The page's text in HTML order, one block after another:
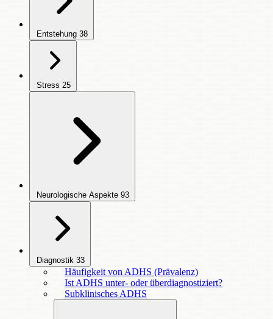
Entstehung 38
Stress 25
Neurologische Aspekte 93
Diagnostik 33
Häufigkeit von ADHS (Prävalenz)
Ist ADHS unter- oder überdiagnostiziert?
Subklinisches ADHS